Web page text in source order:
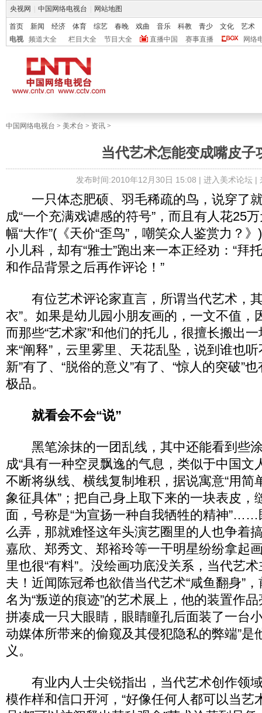
央视网 中国网络电视台 网站地图
首页 新闻 经济 体育 综艺 春晚 戏曲 音乐 科教 青少 文化
艺术
电视
频道大全 栏目大全 节目大全 直播中国 赛事直播 网络
中国网络电视台 > 美术台 > 资讯 >
当代艺术怎能变成嘴皮子
发布时间:2010年12月30日 15:08 | 进入美术论坛|
一只体态肥硕、羽毛稀疏的鸟，说穿了
成“一个充满戏谑感的符号”，而且有人花25
幅“大作”(《天价“歪鸟”，嘲笑众人鉴赏力？
小儿科，却有“雅士”跑出来一本正经劝：“拜
和作品背景之后再作评论！”
有位艺术评论家直言，所谓当代艺术，其
衣”。如果是幼儿园小朋友画的，一文不值，
而那些“艺术家”和他们的托儿，很擅长搬出
来“阐释”，云里雾里、天花乱坠，说到谁也
新”有了、“脱俗的意义”有了、“惊人的突破”
极品。
就看会不会“说”
黑笔涂抹的一团乱线，其中还能看到些
成“具有一种空灵飘逸的气息，类似于中国文
不断将纵线、横线复制堆积，据说寓意“用简
象征具体”；把自己身上取下来的一块表皮，
面，号称是“为宣扬一种自我牺牲的精神
么弄，那就难怪这年头演艺圈里的人也争着
嘉欣、郑秀文、郑裕玲等一干明星纷纷拿起
里也很“有料”。没绘画功底没关系，当代艺
夫！近闻陈冠希也欲借当代艺术“咸鱼翻身”
名为“叛逆的痕迹”的艺术展上，他的装置作
拼凑成一只大眼睛，眼睛瞳孔后面装了一台
动媒体所带来的偷窥及其侵犯隐私的弊端”是
义。
有业内人士尖锐指出，当代艺术创作领
模作样和信口开河，“好像任何人都可以当艺